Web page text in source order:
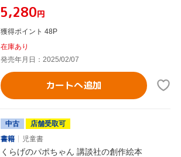
¥5,280円
獲得ポイント 48P
在庫あり
発売年月日：2025/02/07
カートへ追加
中古
店舗受取可
書籍
児童書
くらげのパポちゃん 講談社の創作絵本